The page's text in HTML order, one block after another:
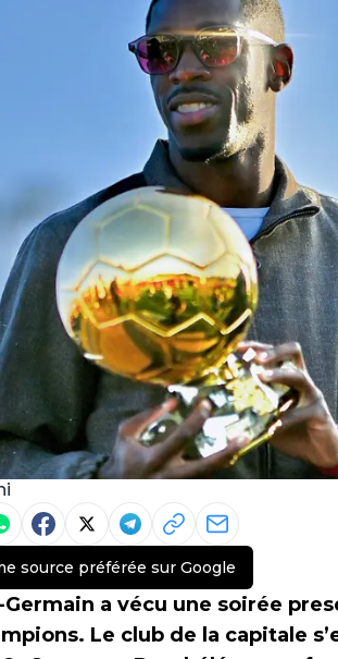
source préférée sur Google
Germain a vécu une soirée
Le club de la capitale